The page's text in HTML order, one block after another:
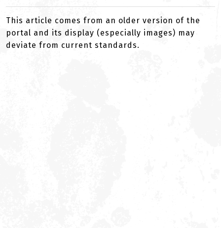
This article comes from an older version of the
portal and its display (especially images) may
deviate from current standards.